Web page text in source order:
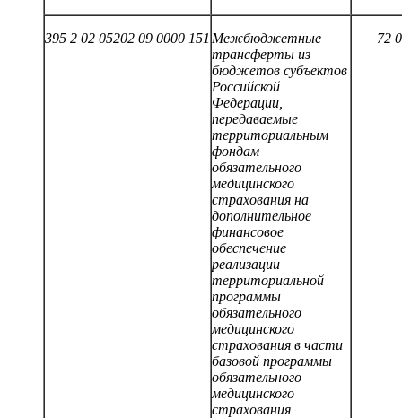
395 2 02 05202 09 0000 151 Межбюджетные
трансферты из
бюджетов субъектов
Российской
Федерации,
передаваемые
территориальным
фондам
обязательного
медицинского
страхования на
дополнительное
финансовое
обеспечение
реализации
территориальной
программы
обязательного
медицинского
страхования в части
базовой программы
обязательного
медицинского
страхования
72